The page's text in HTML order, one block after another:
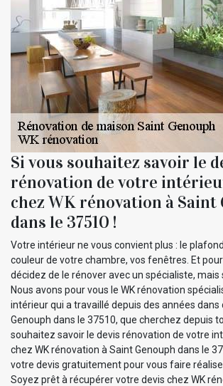
Si vous souhaitez savoir le
rénovation de votre
chez WK rénovation à Saint
dans le 37510 !
Votre intérieur ne vous convient plus : le
couleur de votre chambre, vos fenêtres. Et
décidez de le rénover avec un spécialiste, mais
Nous avons pour vous le WK rénovation
intérieur qui a travaillé depuis des années dans
Genouph dans le 37510, que cherchez depuis
souhaitez savoir le devis rénovation de votre
chez WK rénovation à Saint Genouph dans le
votre devis gratuitement pour vous faire
Soyez prêt à récupérer votre devis chez WK